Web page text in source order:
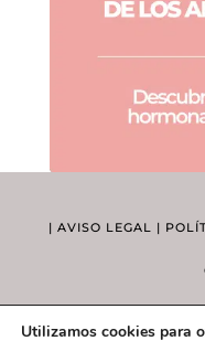
AVISO LEGAL
Utilizamos cookies para